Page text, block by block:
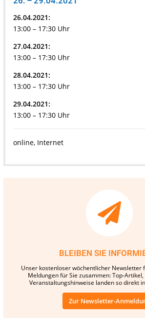
26.04.2021:
13:00 – 17:30 Uhr
27.04.2021:
13:00 – 17:30 Uhr
28.04.2021:
13:00 – 17:30 Uhr
29.04.2021:
13:00 – 17:30 Uhr
online, Internet
BLEIBEN SIE
Unser kostenloser wöchentlicher Newsletter
Meldungen für Sie zusammen: Top-
Veranstaltungshinweise landen so direkt
Zur Newsletter-